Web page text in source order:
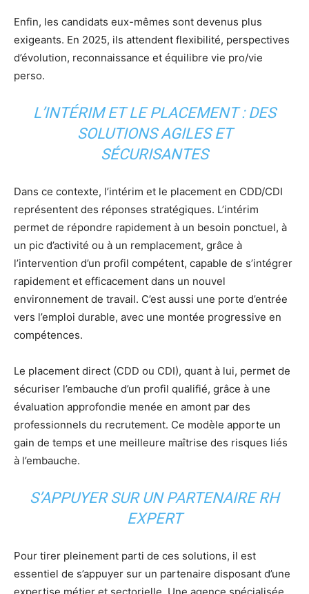
Enfin, les candidats eux-mêmes sont devenus plus
exigeants. En 2025, ils attendent flexibilité, perspectives
d’évolution, reconnaissance et équilibre vie pro/vie
perso.
L’INTÉRIM ET LE PLACEMENT : DES
SOLUTIONS AGILES ET
SÉCURISANTES
Dans ce contexte, l’intérim et le placement en CDD/CDI
représentent des réponses stratégiques. L’intérim
permet de répondre rapidement à un besoin ponctuel, à
un pic d’activité ou à un remplacement, grâce à
l’intervention d’un profil compétent, capable de s’intégrer
rapidement et efficacement dans un nouvel
environnement de travail. C’est aussi une porte d’entrée
vers l’emploi durable, avec une montée progressive en
compétences.
Le placement direct (CDD ou CDI), quant à lui, permet de
sécuriser l’embauche d’un profil qualifié, grâce à une
évaluation approfondie menée en amont par des
professionnels du recrutement. Ce modèle apporte un
gain de temps et une meilleure maîtrise des risques liés
à l’embauche.
S’APPUYER SUR UN PARTENAIRE RH
EXPERT
Pour tirer pleinement parti de ces solutions, il est
essentiel de s’appuyer sur un partenaire disposant d’une